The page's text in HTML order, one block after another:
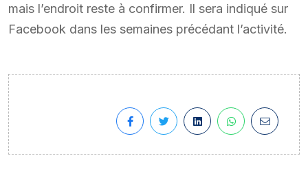
mais l’endroit reste à confirmer. Il sera indiqué sur
Facebook dans les semaines précédant l’activité.